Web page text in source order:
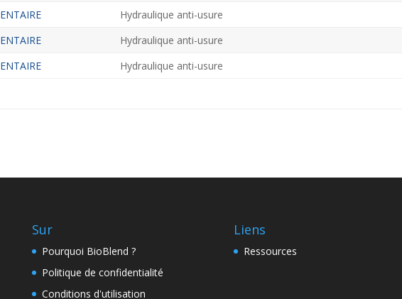
Hydraulique anti-usure
Hydraulique anti-usure
Hydraulique anti-usure
Sur
Pourquoi BioBlend ?
Politique de confidentialité
Conditions d'utilisation
Liens
Ressources